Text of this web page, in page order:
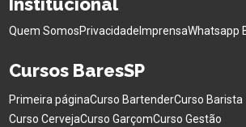
Institucional
Quem SomosPrivacidade ImprensaWhatsapp
Cursos BaresSP
Primeira páginaCurso BartenderCurso Barista
Curso CervejaCurso GarçomCurso Gestão